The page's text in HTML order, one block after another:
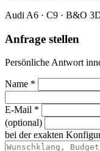
Audi A6 · C9 · B&O
Anfrage stellen
Persönliche Antwort
Name *
E-Mail *
(optional)
bei der exakten